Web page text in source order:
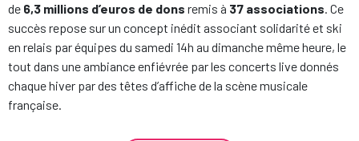
de 6,3 millions d’euros de dons remis à 37 associations. Ce
succès repose sur un concept inédit associant solidarité et ski
en relais par équipes du samedi 14h au dimanche même heure, le
tout dans une ambiance enfiévrée par les concerts live donnés
chaque hiver par des têtes d’affiche de la scène musicale
française.